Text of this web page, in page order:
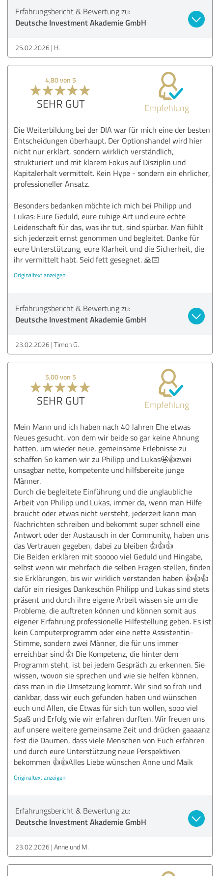
Erfahrungsbericht & Bewertung zu:
Deutsche Investment Akademie GmbH
25.02.2026 H.
4,80 von 5
SEHR GUT Empfehlung
Die Weiterbildung bei der DIA war für mich eine der besten
Entscheidungen überhaupt. Der Optionshandel wird hier
nicht nur erklärt, sondern wirklich verständlich,
strukturiert und mit klarem Fokus auf Disziplin und
Kapitalerhalt vermittelt. Kein Hype - sondern ein ehrlicher,
professioneller Ansatz.
Besonders bedanken möchte ich mich bei Philipp und
Lukas: Eure Geduld, eure ruhige Art und eure echte
Leidenschaft für das, was ihr tut, sind spürbar. Man fühlt
sich jederzeit ernst genommen und begleitet. Danke für
eure Unterstützung, eure Klarheit und die Sicherheit, die
ihr vermittelt habt. Seid fett gesegnet. 🙏🏻
Originaltext anzeigen
Erfahrungsbericht & Bewertung zu:
Deutsche Investment Akademie GmbH
23.02.2026 Timon G.
5,00 von 5
SEHR GUT Empfehlung
Mein Mann und ich haben nach 40 Jahren Ehe etwas
Neues gesucht, von dem wir beide so gar keine Ahnung
hatten, um wieder neue, gemeinsame Erlebnisse zu
schaffen So kamen wir zu Philipp und Lukas🤩👍zwei
unsagbar nette, kompetente und hilfsbereite junge
Männer.
Durch die begleitete Einführung und die unglaubliche
Arbeit von Philipp und Lukas, immer da, wenn man Hilfe
braucht oder etwas nicht versteht, jederzeit kann man
Nachrichten schreiben und bekommt super schnell eine
Antwort oder der Austausch in der Community, haben uns
das Vertrauen gegeben, dabei zu bleiben 👍👍👍
Die Beiden erklären mit sooooo viel Geduld und Hingabe,
selbst wenn wir mehrfach die selben Fragen stellen, finden
sie Erklärungen, bis wir wirklich verstanden haben 👍👍👍
dafür ein riesiges Dankeschön Philipp und Lukas sind stets
präsent und durch ihre eigene Arbeit wissen sie um die
Probleme, die auftreten können und können somit aus
eigener Erfahrung professionelle Hilfestellung geben. Es ist
kein Computerprogramm oder eine nette Assistentin-
Stimme, sondern zwei Männer, die für uns immer
erreichbar sind 👍 Die Kompetenz, die hinter dem
Programm steht, ist bei jedem Gespräch zu erkennen. Sie
wissen, wovon sie sprechen und wie sie helfen können,
dass man in die Umsetzung kommt. Wir sind so froh und
dankbar, dass wir euch gefunden haben und wünschen
euch und Allen, die Etwas für sich tun wollen, sooo viel
Spaß und Erfolg wie wir erfahren durften. Wir freuen uns
auf unsere weitere gemeinsame Zeit und drücken gaaaanz
fest die Daumen, dass viele Menschen von Euch erfahren
und durch eure Unterstützung neue Perspektiven
bekommen 👍👍Alles Liebe wünschen Anne und Maik
Originaltext anzeigen
Erfahrungsbericht & Bewertung zu:
Deutsche Investment Akademie GmbH
23.02.2026 Anne und M.